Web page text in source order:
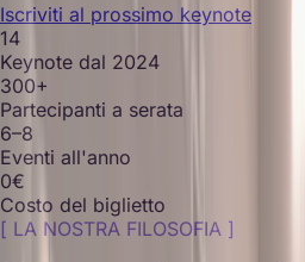
Iscriviti al prossimo keynote
14
Keynote dal 2024
300+
Partecipanti a serata
6–8
Eventi all'anno
0€
Costo del biglietto
[ LA NOSTRA FILOSOFIA ]